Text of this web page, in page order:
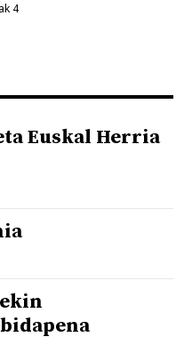
4
Euskal Herria